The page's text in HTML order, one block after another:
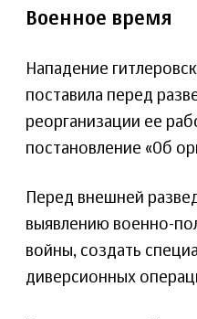
Военное время
Нападение
поставила перед
реорганизации ее
постановление «Об
Перед внешней
выявлению военно-
войны, создать
диверсионных